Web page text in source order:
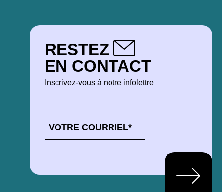
RESTEZ
EN CONTACT
Inscrivez-vous à notre infolettre
*